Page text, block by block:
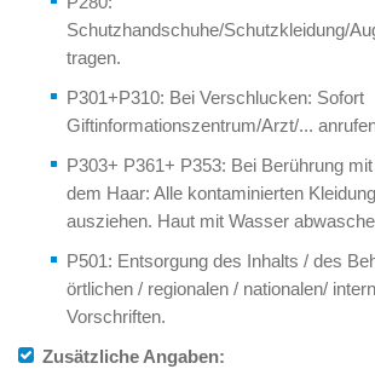
Schutzhandschuhe/Schutzkleidung/
tragen.
P301+P310: Bei Verschlucken: Sofort
Giftinformationszentrum/Arzt/...
P303+ P361+ P353: Bei Berührung
dem Haar: Alle kontaminierten
ausziehen. Haut mit Wasser
P501: Entsorgung des Inhalts / des
örtlichen / regionalen / nationalen/
Vorschriften.
Zusätzliche Angaben: